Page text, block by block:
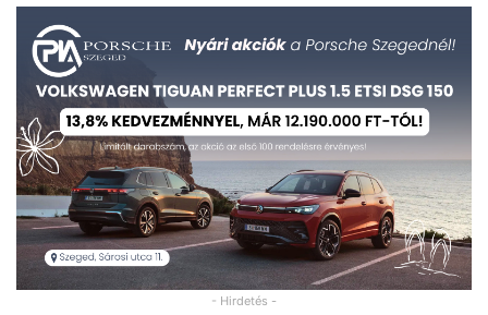
- Hirdetés -